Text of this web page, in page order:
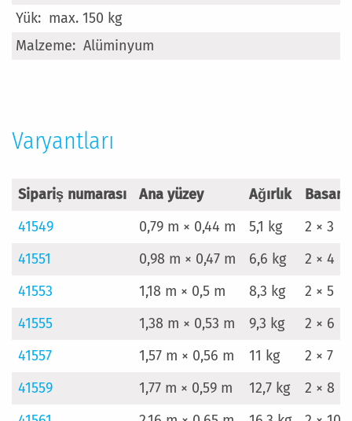
max. 150 kg
Alüminyum
Varyantları
Sipariş numarası Ana yüzey Ağırlık
41549
0,79 m × 0,44 m 5,1 kg
2 × 3
41551
0,98 m × 0,47 m 6,6 kg
2 × 4
41553
1,18 m × 0,5 m 8,3 kg
2 × 5
41555
1,38 m × 0,53 m 9,3 kg
2 × 6
41557
1,57 m × 0,56 m 11 kg
2 × 7
41559
1,77 m × 0,59 m 12,7 kg
2 × 8